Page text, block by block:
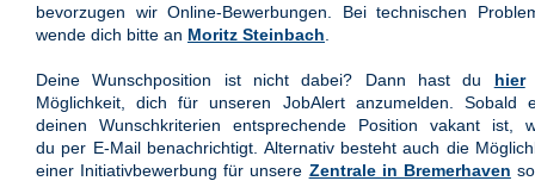
bevorzugen wir Online-Bewerbungen. Bei technischen
wende dich bitte an Moritz Steinbach
Deine Wunschposition ist nicht dabei? Dann hast du hier
Möglichkeit, dich für unseren JobAlert anzumelden. Sobald
deinen Wunschkriterien entsprechende Position vakant ist,
du per E-Mail benachrichtigt. Alternativ besteht auch die
einer Initiativbewerbung für unsere Zentrale in Bremerhaven